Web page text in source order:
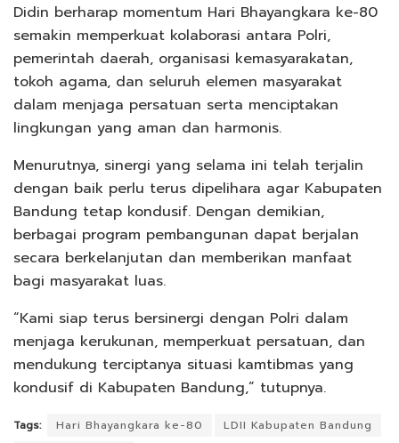
Didin berharap momentum Hari Bhayangkara ke-80
semakin memperkuat kolaborasi antara Polri,
pemerintah daerah, organisasi kemasyarakatan,
tokoh agama, dan seluruh elemen masyarakat
dalam menjaga persatuan serta menciptakan
lingkungan yang aman dan harmonis.
Menurutnya, sinergi yang selama ini telah terjalin
dengan baik perlu terus dipelihara agar Kabupaten
Bandung tetap kondusif. Dengan demikian,
berbagai program pembangunan dapat berjalan
secara berkelanjutan dan memberikan manfaat
bagi masyarakat luas.
“Kami siap terus bersinergi dengan Polri dalam
menjaga kerukunan, memperkuat persatuan, dan
mendukung terciptanya situasi kamtibmas yang
kondusif di Kabupaten Bandung,” tutupnya.
Tags: Hari Bhayangkara ke-80
LDII Kabupaten Bandung